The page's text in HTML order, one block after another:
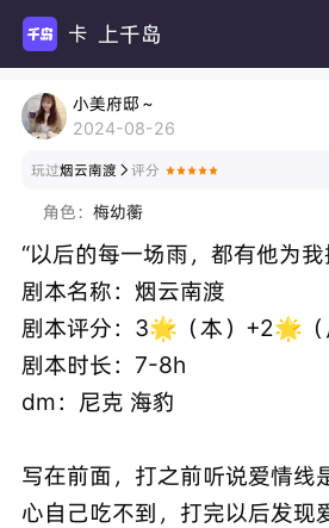
上千岛
小美府邸～
2024-08-26
玩过烟云南渡  评分
角色： 梅幼蘅
“以后的每一场雨，都有他为我
剧本名称：烟云南渡
剧本评分：3🌟（本）+2🌟（
剧本时长：7-8h
dm：尼克 海豹
写在前面，打之前听说爱情线
心自己吃不到，打完以后发现